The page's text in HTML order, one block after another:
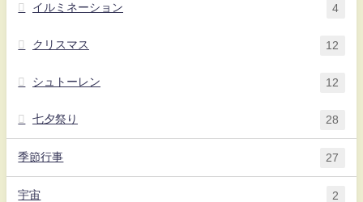
イルミネーション 4
クリスマス 12
シュトーレン 12
七夕祭り 28
季節行事 27
宇宙 2